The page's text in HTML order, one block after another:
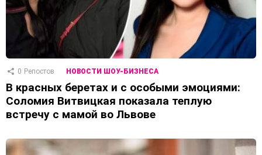
0 Репостов НОВОСТИ ШОУ-БИЗНЕСА
В красных беретах и ​​с особыми эмоциями:
Соломия Витвицкая показала теплую
встречу с мамой во Львове